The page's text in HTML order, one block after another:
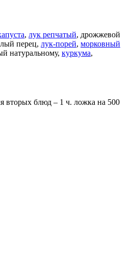
, лук репчатый, дрожжевой
перец, лук-порей, морковный
натуральному, куркума,
вторых блюд – 1 ч. ложка на 500